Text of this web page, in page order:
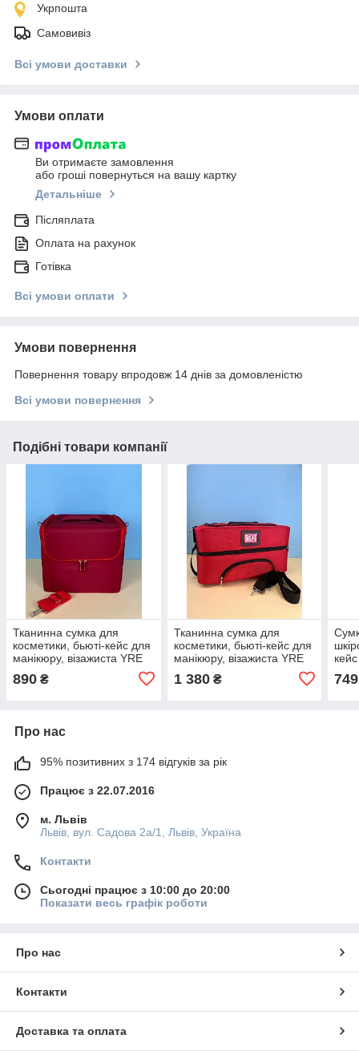
Укрпошта
Самовивіз
Всі умови доставки
Умови оплати
Ви отримаєте замовлення
або гроші повернуться на вашу картку
Детальніше
Післяплата
Оплата на рахунок
Готівка
Всі умови оплати
Умови повернення
Повернення товару впродовж 14 днів за домовленістю
Всі умови повернення
Подібні товари компанії
Тканинна сумка для
косметики, бьюті-кейс для
манікюру, візажиста YRE
890 ₴
Тканинна сумка для
косметики, бьюті-кейс для
манікюру, візажиста YRE
1 380₴ 749
Про нас
95% позитивних з 174 відгуків за рік
Працює з 22.07.2016
м. Львів
Львів, вул. Садова 2а/1, Львів, Україна
Контакти
Сьогодні працює з 10:00 до 20:00
Показати весь графік роботи
Про нас
Контакти
Доставка та оплата